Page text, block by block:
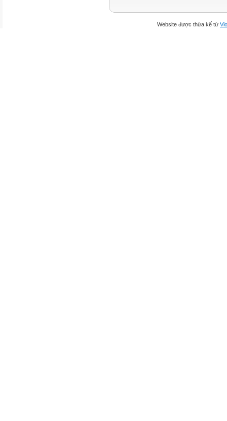
Website được thừa kế từ